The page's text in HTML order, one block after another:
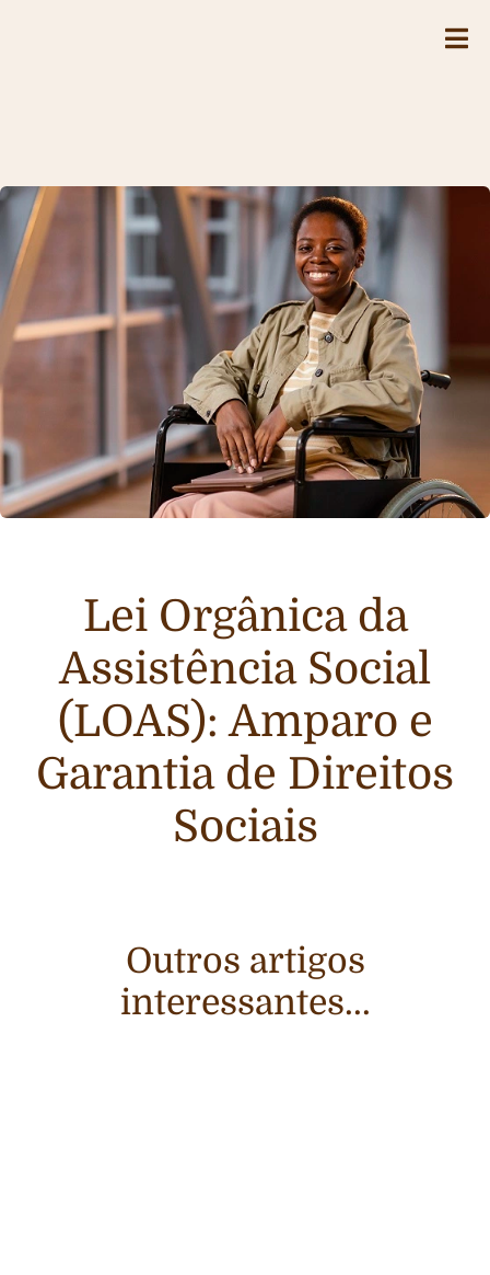
Lei Orgânica da
Assistência Social
(LOAS): Amparo e
Garantia de Direitos
Sociais
Outros artigos
interessantes...